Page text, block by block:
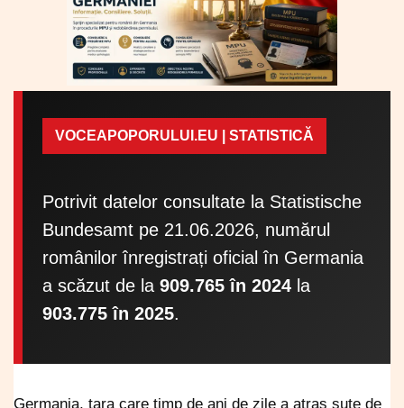
VOCEAPOPORULUI.EU | STATISTICĂ
Potrivit datelor consultate la Statistische
Bundesamt pe 21.06.2026, numărul
românilor înregistrați oficial în Germania
a scăzut de la 909.765 în 2024 la
903.775 în 2025.
Germania, țara care timp de ani de zile a atras sute de